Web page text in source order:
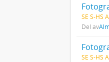
SE S-HS
Del av
SE S-HS